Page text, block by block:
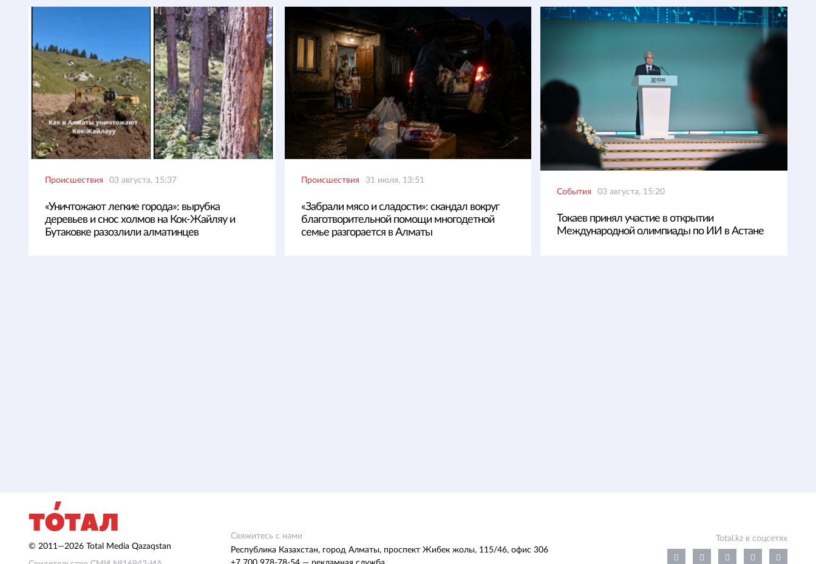
Происшествия 03 августа, 15:37
«Уничтожают легкие города»: вырубка
деревьев и снос холмов на Кок-Жайляу и
Бутаковке разозлили алматинцев
Происшествия 31 июля, 13:51
«Забрали мясо и сладости»: скандал вокруг
благотворительной помощи многодетной
семье разгорается в Алматы
События 03 августа, 15:20
Токаев принял участие в открытии
Международной олимпиады по ИИ в Астане
© 2011—2026 Total Media Qazaqstan
Свяжитесь с нами
Республика Казахстан, город Алматы, проспект Жибек жолы, 115/46, офис 306
Total.kz в соцсетях